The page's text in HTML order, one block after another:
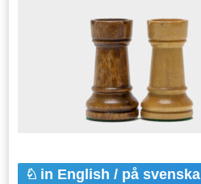
in English / på svenska